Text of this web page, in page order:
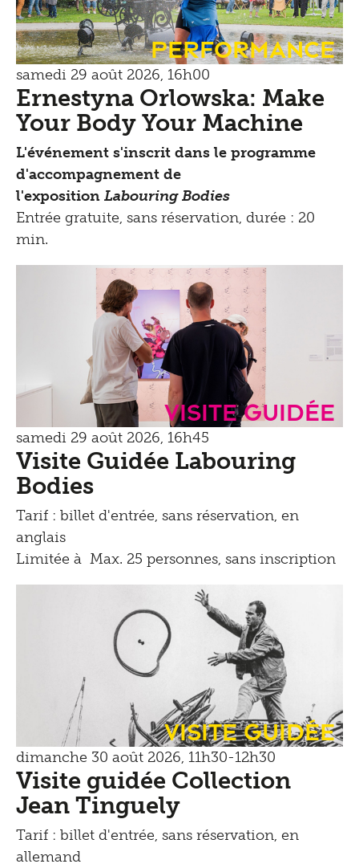
Performance
samedi 29 août 2026, 16h00
Ernestyna Orlowska: Make
Your Body Your Machine
L'événement s'inscrit dans le programme
d'accompagnement de
l'exposition Labouring Bodies
Entrée gratuite, sans réservation, durée : 20
min.
Visite guidée
samedi 29 août 2026, 16h45
Visite Guidée Labouring
Bodies
Tarif : billet d'entrée, sans réservation, en
anglais
Limitée à Max. 25 personnes, sans inscription
Visite guidée
dimanche 30 août 2026, 11h30-12h30
Visite guidée Collection
Jean Tinguely
Tarif : billet d'entrée, sans réservation, en
allemand